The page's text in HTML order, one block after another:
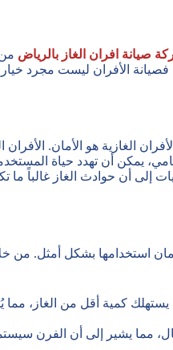
صيانة افران الغاز بالرياض
فصيانة الأفران ليست مجرد
الغازية هو الأمان. الأفران
يمكن أن تهدد حياة
إلى أن حوادث الغاز غالباً ما
استخدامها بشكل أمثل. من
كمية أقل من الغاز،
مما يشير إلى أن الفرن